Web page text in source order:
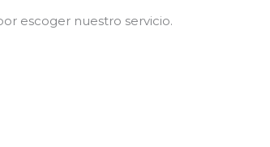
escoger nuestro servicio.